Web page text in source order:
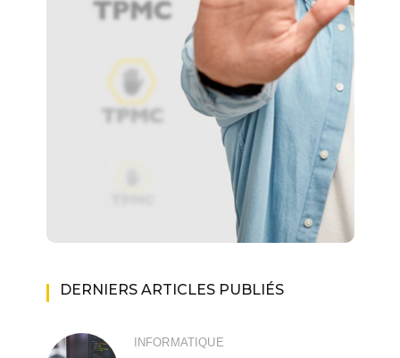
DERNIERS ARTICLES PUBLIÉS
INFORMATIQUE